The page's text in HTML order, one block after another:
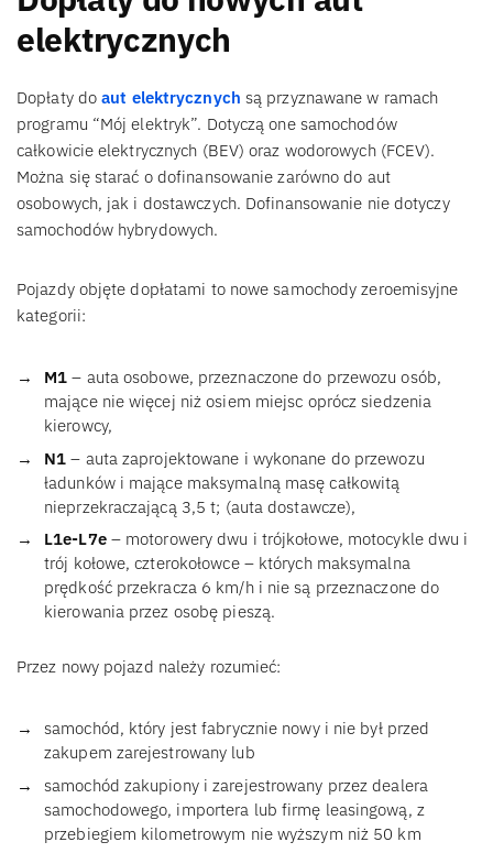
elektrycznych
Dopłaty doaut elektrycznych są przyznawane w ramach
programu “Mój elektryk”. Dotyczą one samochodów
całkowicie elektrycznych (BEV) oraz wodorowych (FCEV).
Można się starać o dofinansowanie zarówno do aut
osobowych, jak i dostawczych. Dofinansowanie nie dotyczy
samochodów hybrydowych.
Pojazdy objęte dopłatami to nowe samochody zeroemisyjne
kategorii:
M1 – auta osobowe, przeznaczone do przewozu osób,
mające nie więcej niż osiem miejsc oprócz siedzenia
kierowcy,
N1 – auta zaprojektowane i wykonane do przewozu
ładunków i mające maksymalną masę całkowitą
nieprzekraczającą 3,5 t; (auta dostawcze),
L1e-L7e– motorowery dwu i trójkołowe, motocykle dwu i
trój kołowe, czterokołowce – których maksymalna
prędkość przekracza 6 km/h i nie są przeznaczone do
kierowania przez osobę pieszą.
Przez nowy pojazd należy rozumieć:
samochód, który jest fabrycznie nowy i nie był przed
zakupem zarejestrowany lub
samochód zakupiony i zarejestrowany przez dealera
samochodowego, importera lub firmę leasingową, z
przebiegiem kilometrowym nie wyższym niż 50 km